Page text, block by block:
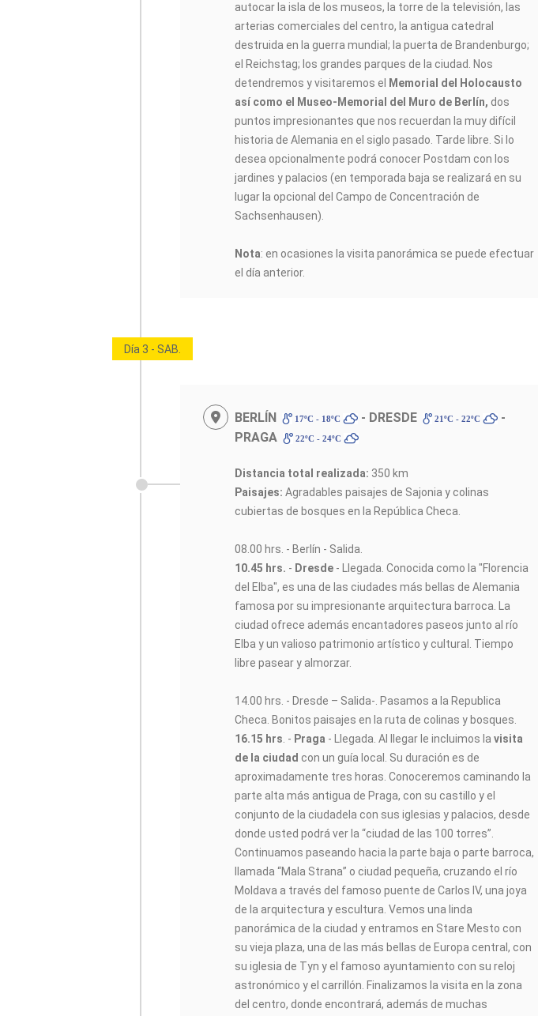
autocar la isla de los museos, la torre de la televisión, las
arterias comerciales del centro, la antigua catedral
destruida en la guerra mundial; la puerta de Brandenburgo;
el Reichstag; los grandes parques de la ciudad. Nos
detendremos y visitaremos el
Memorial del Holocausto
así como el Museo-Memorial del Muro de Berlín, dos
puntos impresionantes que nos recuerdan la muy difícil
historia de Alemania en el siglo pasado. Tarde libre. Si lo
desea opcionalmente podrá conocer Postdam con los
jardines y palacios (en temporada baja se realizará en su
lugar la opcional del Campo de Concentración de
Sachsenhausen).
Nota: en ocasiones la visita panorámica se puede efectuar
el día anterior.
Día 3 - SAB.
BERLÍN 17ºC - 18ºC - DRESDE 21ºC - 22ºC
-
PRAGA
22ºC - 24ºC
Distancia total realizada: 350 km
Paisajes: Agradables paisajes de Sajonia y colinas
cubiertas de bosques en la República Checa.
08.00 hrs. - Berlín - Salida.
10.45 hrs. - Dresde - Llegada. Conocida como la "Florencia
del Elba", es una de las ciudades más bellas de Alemania
famosa por su impresionante arquitectura barroca. La
ciudad ofrece además encantadores paseos junto al río
Elba y un valioso patrimonio artístico y cultural. Tiempo
libre pasear y almorzar.
14.00 hrs. - Dresde – Salida-. Pasamos a la Republica
Checa. Bonitos paisajes en la ruta de colinas y bosques.
16.15 hrs. - Praga - Llegada. Al llegar le incluimos lavisita
de la ciudad con un guía local. Su duración es de
aproximadamente tres horas. Conoceremos caminando la
parte alta más antigua de Praga, con su castillo y el
conjunto de la ciudadela con sus iglesias y palacios, desde
donde usted podrá ver la “ciudad de las 100 torres”.
Continuamos paseando hacia la parte baja o parte barroca,
llamada “Mala Strana” o ciudad pequeña, cruzando el río
Moldava a través del famoso puente de Carlos IV, una joya
de la arquitectura y escultura. Vemos una linda
panorámica de la ciudad y entramos en Stare Mesto con
su vieja plaza, una de las más bellas de Europa central, con
su iglesia de Tyn y el famoso ayuntamiento con su reloj
astronómico y el carrillón. Finalizamos la visita en la zona
del centro, donde encontrará, además de muchas